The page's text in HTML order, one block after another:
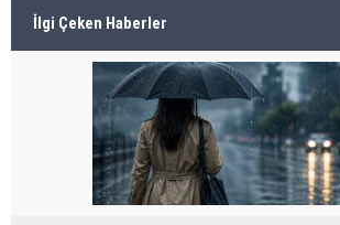
İlgi Çeken Haberler